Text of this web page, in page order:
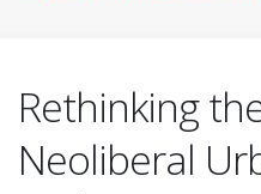
Rethinking
Neoliberal